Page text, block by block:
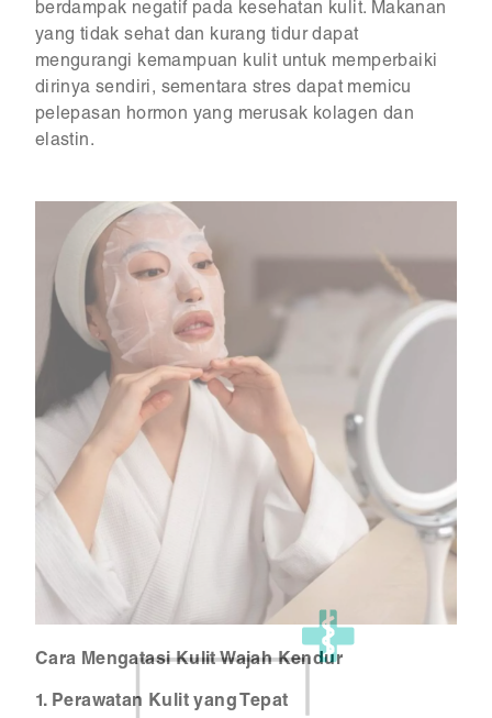
berdampak negatif pada kesehatan kulit. Makanan
yang tidak sehat dan kurang tidur dapat
mengurangi kemampuan kulit untuk memperbaiki
dirinya sendiri, sementara stres dapat memicu
pelepasan hormon yang merusak kolagen dan
elastin.
Cara Mengatasi Kulit Wajah Kendur
1. Perawatan Kulit yang Tepat